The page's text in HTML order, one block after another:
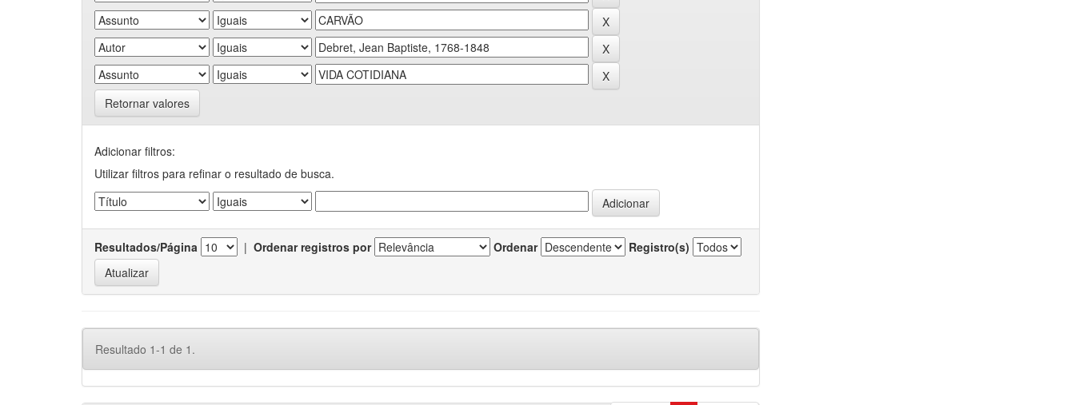
Retornar valores
Adicionar filtros:
Utilizar filtros para refinar o resultado de busca.
Resultados/Página | Ordenar registros por Ordenar Registro(s)
Resultado 1-1 de 1.